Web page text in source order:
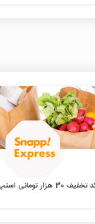
30 هزار تومانی اسنپ اکسپرس